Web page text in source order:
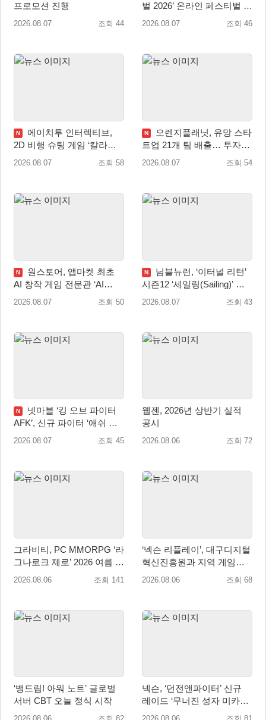
프로모션 진행
2026.08.07 조회 44
벌 2026’ 온라인 페스티벌 개
막
2026.08.07 조회 46
N
에이치투 인터렉티브,
2D 비행 슈팅 게임 ‘칼라드
리우스2/다크 엘레멘트’ 올
2026.08.07 조회 58
N
오렌지플래닛, 유망 스타
트업 21개 팀 배출… 투자유
치∙매출성장 성과 눈길
2026.08.07 조회 54
N
원스토어, 앱마켓 최초
AI 창작 게임 전문관 ‘AI
Games’ 오픈
2026.08.07 조회 50
N
님블뉴런, ‘이터널 리턴’
시즌12 ‘세일링(Sailing)’ 프
리시즌 시작
2026.08.07 조회 43
N
넷마블 ‘킹 오브 파이터
AFK’, 신규 파이터 ‘애쉬 크
림존’ 업데이트
2026.08.07 조회 45
웹젠, 2026년 상반기 실적
공시
2026.08.06 조회 72
그라비티, PC MMORPG ‘라
그나로크 제로’ 2026 여름 프
로모션 진행!
2026.08.06 조회 141
‘넥슨 리플레이’, 대구디지털
혁신진흥원과 지역 게임산
업 육성 위한 업무협약 체결
2026.08.06 조회 68
‘뱅드림! 아워 노트’ 글로벌
서버 CBT 오늘 정식 시작
넥슨, ‘던전앤파이터’ 신규
레이드 ‘무너진 성자 미카엘
라’ 업데이트!